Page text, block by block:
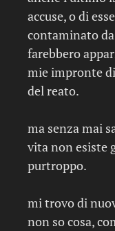
accuse, o di
contaminato
farebbero
mie impronte
del reato.
ma senza mai
vita non esiste
purtroppo.
mi trovo di
non so cosa,